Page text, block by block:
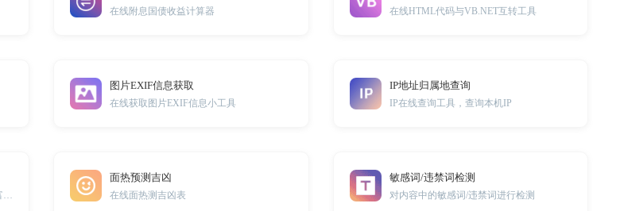
在线附息国债收益计算器 在线HTML代码与VB.NET互转工具
图片EXIF信息获取
在线获取图片EXIF信息小工具
IP地址归属地查询
IP在线查询工具，查询本机IP
面热预测吉凶
在线面热测吉凶表
敏感词/违禁词检测
对内容中的敏感词/违禁词进行检测